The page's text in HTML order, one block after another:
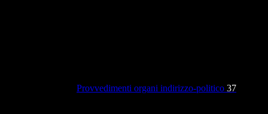
Provvedimenti organi indirizzo-politico 37